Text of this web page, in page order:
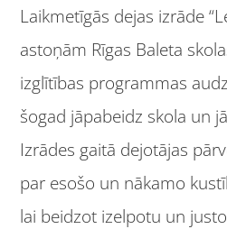
Laikmetīgās dejas izrāde
astoņām Rīgas Baleta
izglītības programmas
šogad jāpabeidz skola un
Izrādes gaitā dejotājas
par esošo un nākamo
lai beidzot izelpotu un